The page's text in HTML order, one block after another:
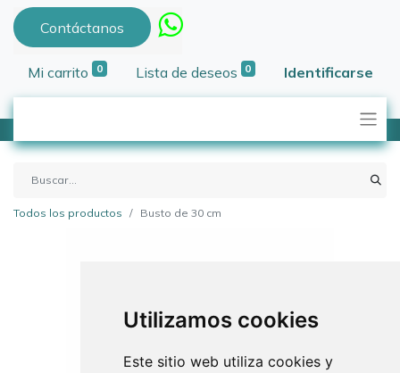
Utilizamos cookies
Este sitio web utiliza cookies y
Contáctanos
Mi carrito 0 Lista de deseos 0 Identificarse
Todos los productos Busto de 30 cm